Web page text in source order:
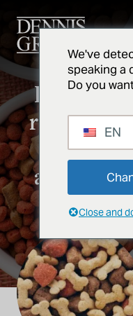
rapidez
para la
alimentos
We've
speaking a
Do you
EN
Close and